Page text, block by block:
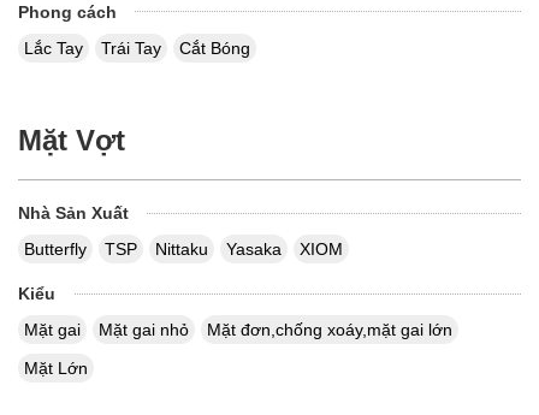
Phong cách
Lắc Tay
Trái Tay Cắt Bóng
Mặt Vợt
Nhà Sản Xuất
Butterfly
TSP Nittaku Yasaka XIOM
Kiểu
Mặt gai
Mặt gai nhỏ
Mặt đơn,chống xoáy,mặt gai lớn
Mặt Lớn